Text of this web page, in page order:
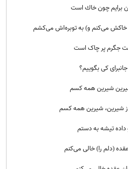
برایم چون خاك است
خاکش می‌کنم و) به توبره‌اش می‌کشم
جگرم پر چاک است
کی بگوییم؟
شیرین همه کسم
شیرین، شیرین همه کسم
تیشه به دستم
(دلم را) خالی می‌کنم